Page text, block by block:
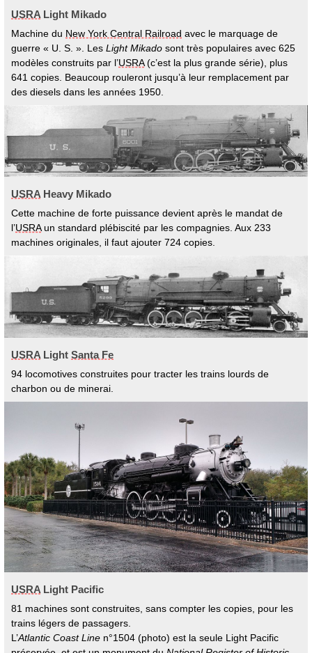
USRA Light Mikado
Machine du New York Central Railroad avec le marquage de
guerre « U. S. ». Les Light Mikado sont très populaires avec 625
modèles construits par l’USRA(c’est la plus grande série), plus
641 copies. Beaucoup rouleront jusqu’à leur remplacement par
des diesels dans les années 1950.
USRA Heavy Mikado
Cette machine de forte puissance devient après le mandat de
l’USRAun standard plébiscité par les compagnies. Aux 233
machines originales, il faut ajouter 724 copies.
USRA Light Santa Fe
94 locomotives construites pour tracter les trains lourds de
charbon ou de minerai.
USRA Light Pacific
81 machines sont construites, sans compter les copies, pour les
trains légers de passagers.
L’Atlantic Coast Line n°1504 (photo) est la seule Light Pacific